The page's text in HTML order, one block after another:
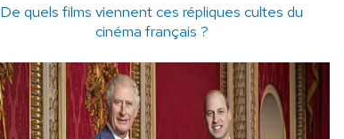
De quels films viennent ces répliques cultes du
cinéma français ?